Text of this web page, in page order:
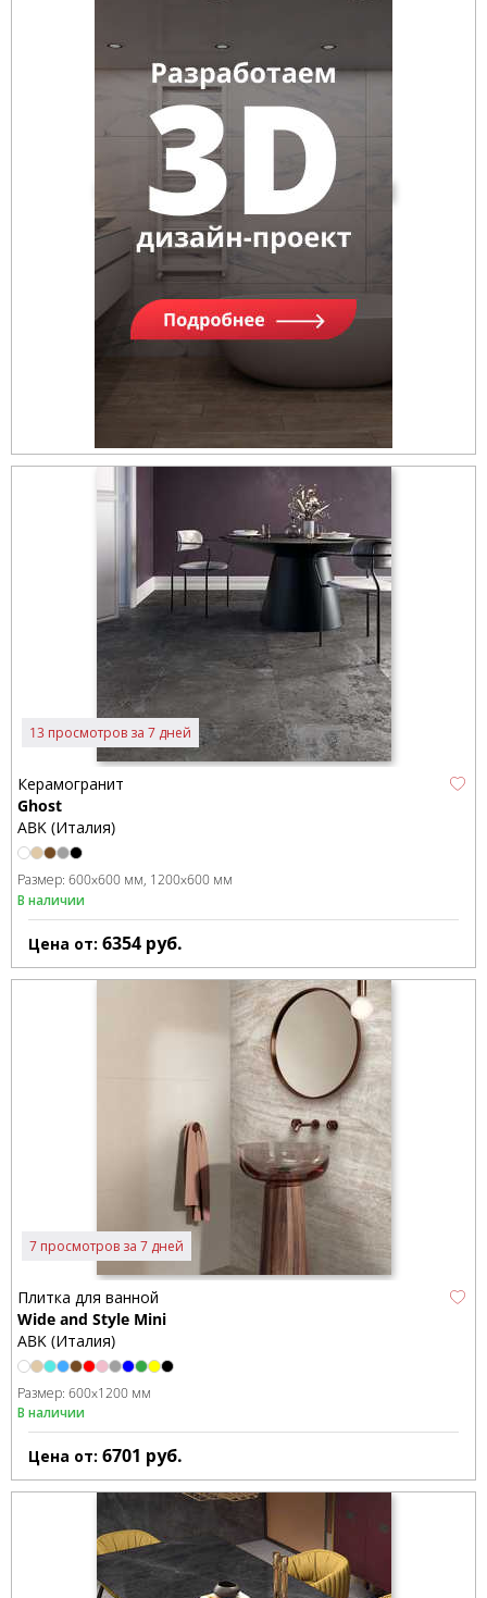
13 просмотров за 7 дней
Керамогранит
Ghost
ABK (Италия)
Размер: 600x600 мм 1200x600 мм
В наличии
Цена от: 6354 руб.
7 просмотров за 7 дней
Плитка для ванной
Wide and Style Mini
ABK (Италия)
Размер: 600x1200 мм
В наличии
Цена от: 6701 руб.